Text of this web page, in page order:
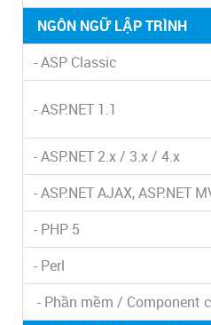
NGÔN NGỮ LẬP TRÌNH
- ASP Classic
- ASP.NET 1.1
- ASP.NET 2.x / 3.x / 4.x
- ASP.NET AJAX, ASP.NET
- PHP 5
- Perl
- Phần mềm / Component